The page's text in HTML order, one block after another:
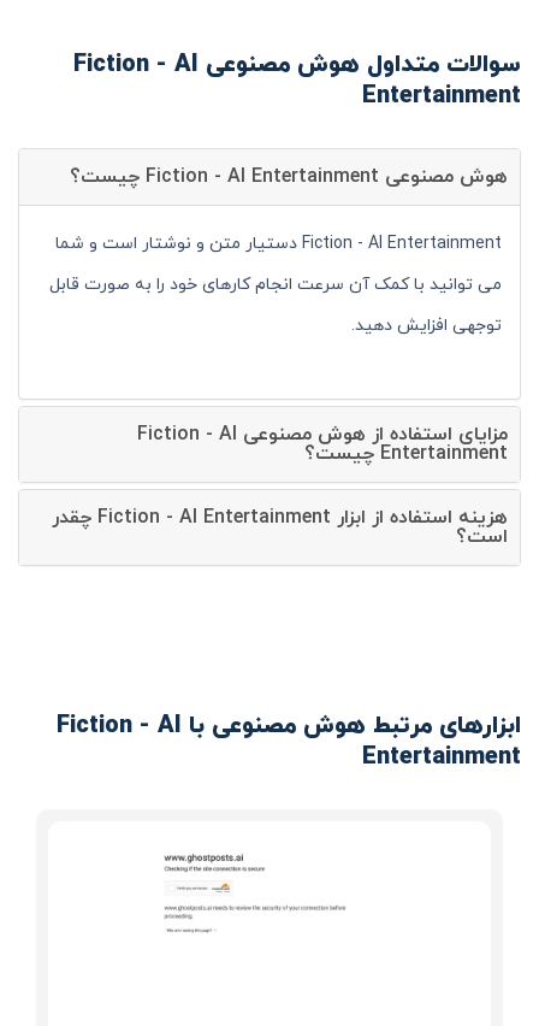
سوالات متداول هوش مصنوعی Fiction - AI
Entertainment
هوش مصنوعی Fiction - AI Entertainment چیست؟
Fiction - AI Entertainment دستیار متن و نوشتار است و شما
می توانید با کمک آن سرعت انجام کارهای خود را به صورت قابل
توجهی افزایش دهید.
مزایای استفاده از هوش مصنوعی Fiction - AI
Entertainment چیست؟
هزینه استفاده از ابزار Fiction - AI Entertainment چقدر
است؟
ابزارهای مرتبط هوش مصنوعی با Fiction - AI
Entertainment